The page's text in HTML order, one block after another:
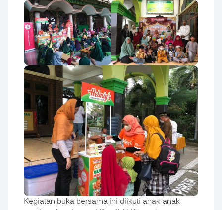
Kegiatan buka bersama ini diikuti anak-anak